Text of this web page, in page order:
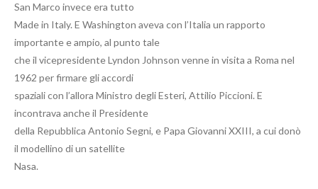
San Marco invece era tutto
Made in Italy. E Washington aveva con l’Italia un rapporto
importante e ampio, al punto tale
che il vicepresidente Lyndon Johnson venne in visita a Roma nel
1962 per firmare gli accordi
spaziali con l’allora Ministro degli Esteri, Attilio Piccioni. E
incontrava anche il Presidente
della Repubblica Antonio Segni, e Papa Giovanni XXIII, a cui donò
il modellino di un satellite
Nasa.